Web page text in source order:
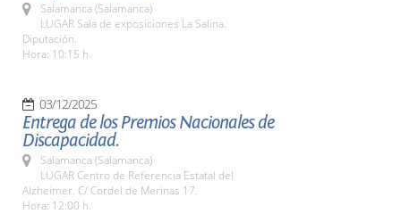
Salamanca (Salamanca)
LUGAR Sala de exposiciones La Salina.
Diputación.
Hora: 10:15 h.
03/12/2025
Entrega de los Premios Nacionales de
Discapacidad.
Salamanca (Salamanca)
LUGAR Centro de Referencia Estatal del
Alzheimer. C/ Cordel de Merinas 17.
Hora: 12:00 h.